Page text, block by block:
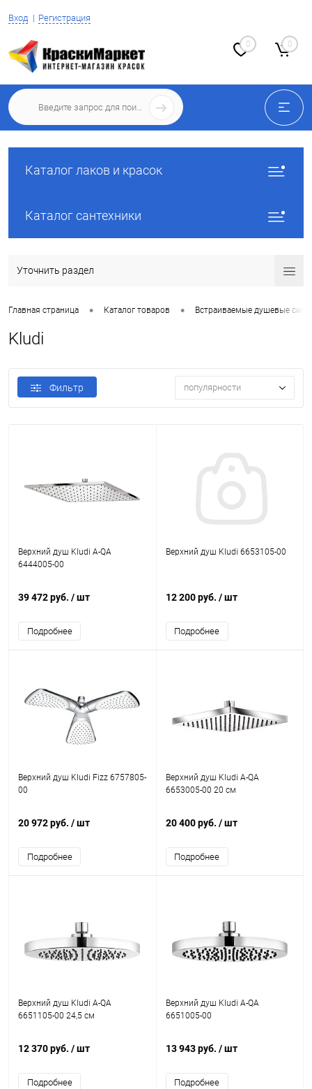
Вход Регистрация
0 0
Каталог лаков и красок
Каталог сантехники
Уточнить раздел
Главная страница • Каталог товаров • Встраиваемые душевые
Kludi
Фильтр популярности
Верхний душ Kludi A-QA
6444005-00
39 472 руб. / шт
Подробнее
Верхний душ Kludi 6653105-00
12 200 руб. / шт
Подробнее
Верхний душ Kludi Fizz 6757805-
00
20 972 руб. / шт
Подробнее
Верхний душ Kludi A-QA
6653005-00 20 см
20 400 руб. / шт
Подробнее
Верхний душ Kludi A-QA
6651105-00 24,5 см
12 370 руб. / шт
Подробнее
Верхний душ Kludi A-QA
6651005-00
13 943 руб. / шт
Подробнее